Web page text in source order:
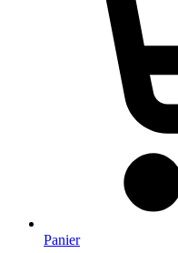
Panier